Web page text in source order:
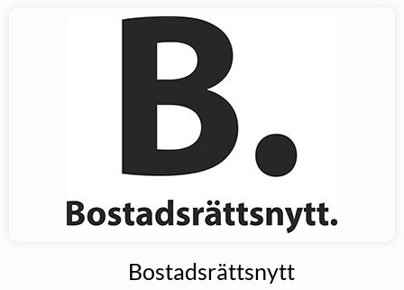
Bostadsrättsnytt